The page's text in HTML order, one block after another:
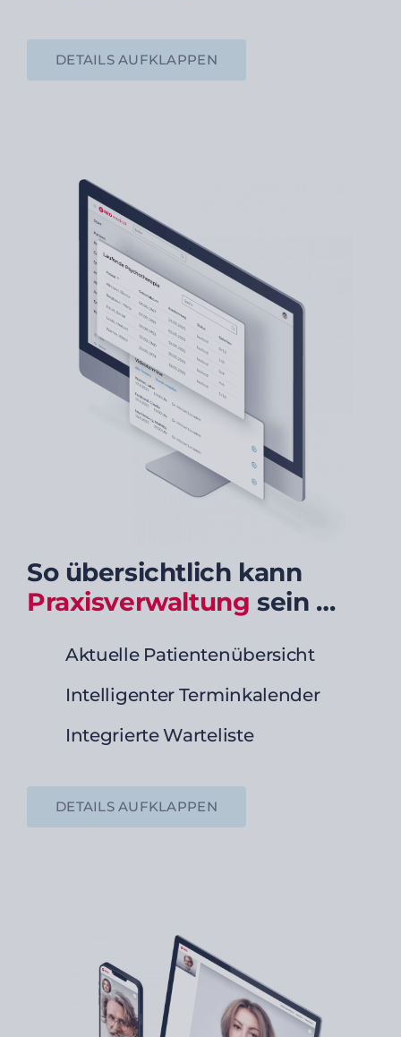
DETAILS AUFKLAPPEN
So übersichtlich kann
Praxisverwaltung sein …
Aktuelle Patientenübersicht
Intelligenter Terminkalender
Integrierte Warteliste
DETAILS AUFKLAPPEN